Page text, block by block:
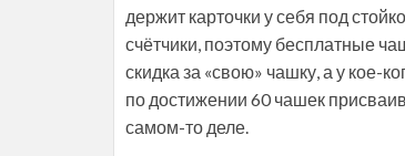
держит карточки у себя под
счётчики, поэтому бесплатные
скидка за «свою» чашку, а у кое-
по достижении 60 чашек
самом-то деле.